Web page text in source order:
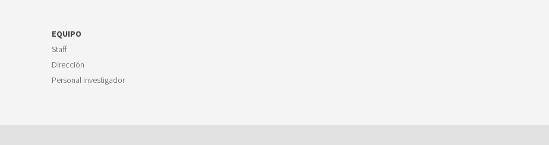
EQUIPO
Staff
Dirección
Personal investigador